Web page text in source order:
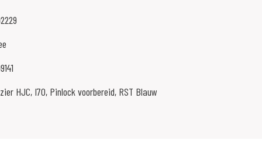
HJC, I70, Pinlock voorbereid, RST Blauw